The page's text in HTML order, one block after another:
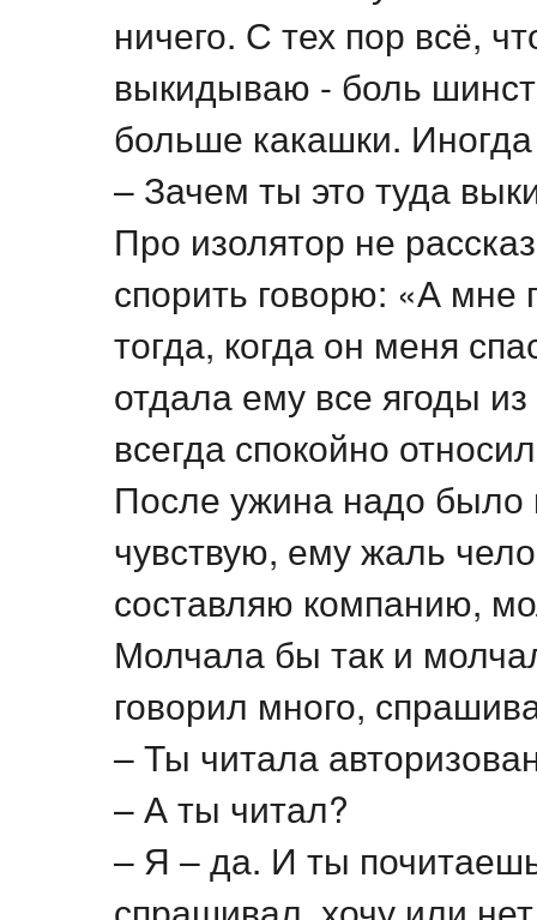
ничего. С тех пор всё,
выкидываю - боль
больше какашки.
– Зачем ты это туда
Про изолятор не
спорить говорю: «А мне
тогда, когда он меня
отдала ему все ягоды
всегда спокойно
После ужина надо было
чувствую, ему жаль
составляю компанию,
Молчала бы так и
говорил много,
– Ты читала
– А ты читал?
– Я – да. И ты